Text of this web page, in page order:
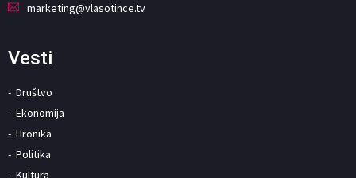
marketing@vlasotince.tv
Vesti
Društvo
Ekonomija
Hronika
Politika
Kultura